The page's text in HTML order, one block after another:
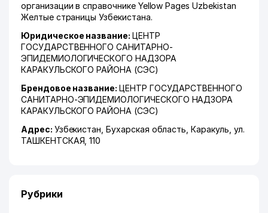
организации в справочнике Yellow Pages Uzbekistan
Желтые страницы Узбекистана.
Юридическое название: ЦЕНТР
ГОСУДАРСТВЕННОГО САНИТАРНО-
ЭПИДЕМИОЛОГИЧЕСКОГО НАДЗОРА
КАРАКУЛЬСКОГО РАЙОНА (СЭС)
Брендовое название: ЦЕНТР ГОСУДАРСТВЕННОГО
САНИТАРНО-ЭПИДЕМИОЛОГИЧЕСКОГО НАДЗОРА
КАРАКУЛЬСКОГО РАЙОНА (СЭС)
Адрес: Узбекистан,Бухарская область ,Каракуль ул.
ТАШКЕНТСКАЯ , 110
Рубрики